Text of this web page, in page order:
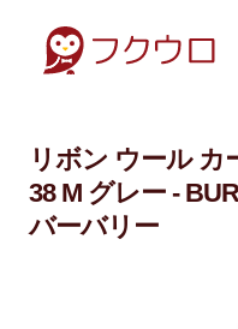
リボン ウール カ
38 M グレー -
バーバリー